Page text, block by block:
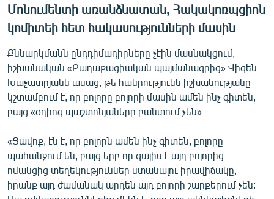
Մոնումենտի առանձնատան, Հակակոռպցիոն
կոմիտեի հետ հակասությունների մասին
Քննարկմանն ընդդիմադիրները չէին մասնակցում,
իշխանական «Քաղաքացիական պայմանագրից» Վիգեն
Խաչատրյանն ասաց, թե հանրությունն իշխանությանը
կշտամբում է, որ բոլորը բոլորի մասին ամեն ինչ գիտեն,
բայց «օդիոզ պաշտոնյաները բանտում չեն»։
«Ցավոք, էն է, որ բոլորն ամեն ինչ գիտեն, բոլորը
պահանջում են, բայց երբ որ գալիս է այդ բոլորից
ոմանցից տեղեկություններ ստանալու իրավիճակը,
իրանք այդ ժամանակ արդեն այդ բոլորի շարքերում չեն: